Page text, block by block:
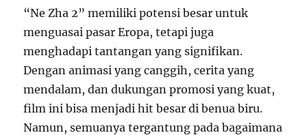
“Ne Zha 2” memiliki potensi besar untuk
menguasai pasar Eropa, tetapi juga
menghadapi tantangan yang signifikan.
Dengan animasi yang canggih, cerita yang
mendalam, dan dukungan promosi yang kuat,
film ini bisa menjadi hit besar di benua biru.
Namun, semuanya tergantung pada bagaimana